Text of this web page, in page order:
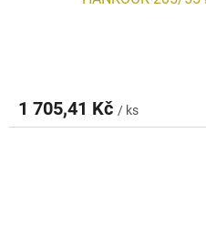
1 705,41 Kč / ks